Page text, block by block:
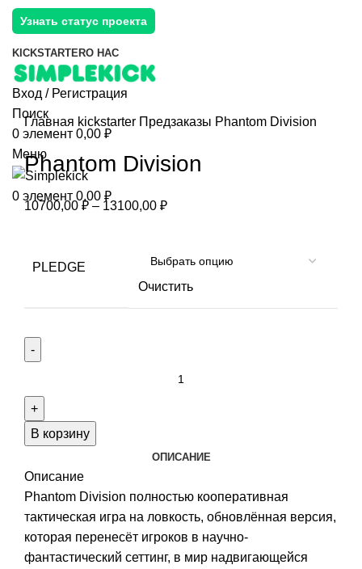
Узнать статус проекта
KICKSTARTERО НАС
Вход / Регистрация
Поиск
0 элемент 0,00 ₽
Меню
0 элемент 0,00 ₽
Главная kickstarter Предзаказы Phantom Division
Phantom Division
10700,00 ₽ – 13100,00 ₽
PLEDGE
Очистить
Phantom
Division
В корзину
ОПИСАНИЕ
Описание
Phantom Division полностью кооперативная
тактическая игра на ловкость, обновлённая версия,
которая перенесёт игроков в научно-
фантастический сеттинг, в мир надвигающейся